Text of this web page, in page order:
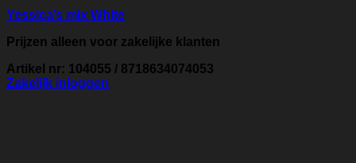
Yessica’s mix White
Prijzen alleen voor zakelijke klanten
Artikel nr: 104055 / 8718634074053
Zakelijk inloggen